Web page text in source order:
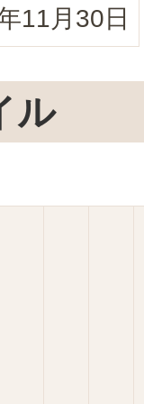
11月30日
ル